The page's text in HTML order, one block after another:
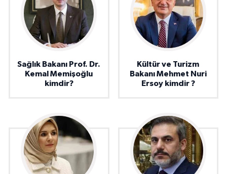
Sağlık Bakanı Prof. Dr.
Kemal Memişoğlu
kimdir?
Kültür ve Turizm
Bakanı Mehmet Nuri
Ersoy kimdir ?